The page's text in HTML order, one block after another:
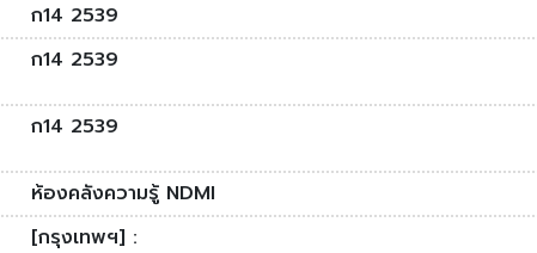
ก14 2539
ก14 2539
ก14 2539
ห้องคลังความรู้ NDMI
[กรุงเทพฯ] :